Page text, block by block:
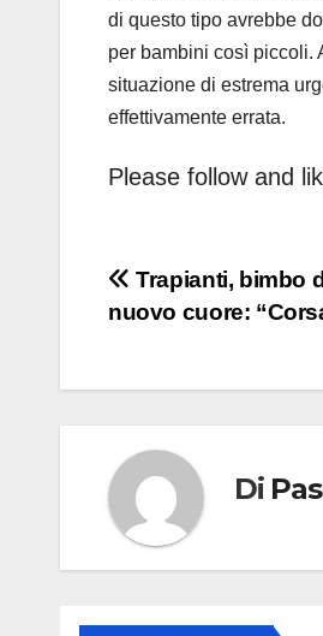
di questo tipo avrebbe
per bambini così piccoli.
situazione di estrema
effettivamente errata.
Please follow and
Trapianti, bimbo
nuovo cuore:
Di